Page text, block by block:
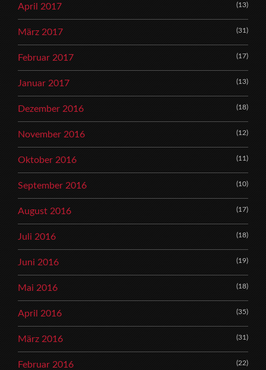
April 2017 (13)
März 2017 (31)
Februar 2017 (17)
Januar 2017 (13)
Dezember 2016 (18)
November 2016 (12)
Oktober 2016 (11)
September 2016 (10)
August 2016 (17)
Juli 2016 (18)
Juni 2016 (19)
Mai 2016 (18)
April 2016 (35)
März 2016 (31)
Februar 2016 (22)